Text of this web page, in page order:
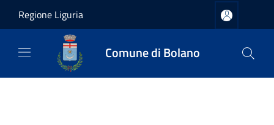
Regione Liguria
Comune di Bolano